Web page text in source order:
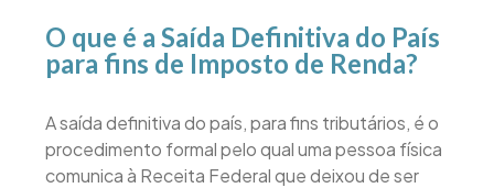
O que é a Saída Definitiva do País
para fins de Imposto de Renda?
A saída definitiva do país, para fins tributários, é o
procedimento formal pelo qual uma pessoa física
comunica à Receita Federal que deixou de ser